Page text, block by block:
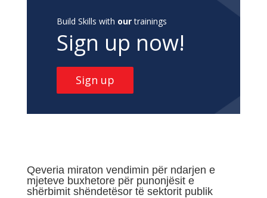
Build Skills with ourtrainings
Sign up now!
Sign up
Qeveria miraton vendimin për ndarjen e
mjeteve buxhetore për punonjësit e
shërbimit shëndetësor të sektorit publik